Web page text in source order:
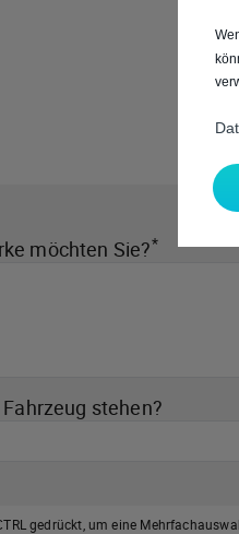
möchten Sie?*
stehen?
gedrückt, um eine